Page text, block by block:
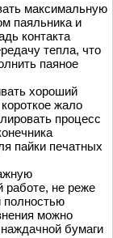
максимальную
паяльника и
контакта
тепла, что
паяное
хороший
жало
процесс
пайки печатных
работе, не реже
полностью
можно
бумаги